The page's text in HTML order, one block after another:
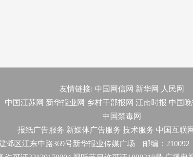
友情链接: 中国网信网 新华网
人民网
中国江苏网 新华报业网 乡村干部报网 江南时报 中国
中国禁毒网
报纸广告服务 新媒体广告服务 技术服务 中国互联
邺区江东中路369号新华报业传媒广场 邮编：